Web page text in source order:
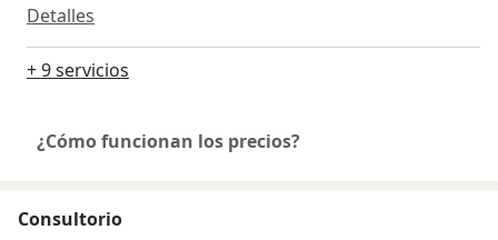
Detalles
+ 9 servicios
¿Cómo funcionan los precios?
Consultorio